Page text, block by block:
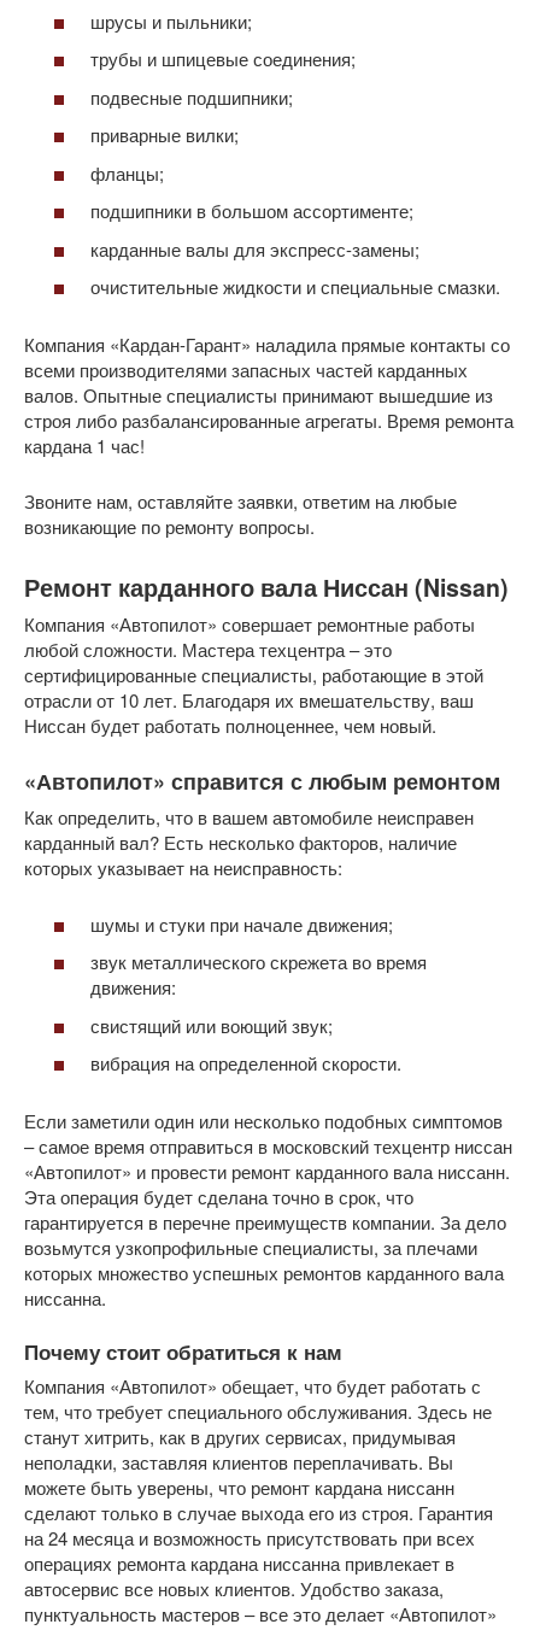
шрусы и пыльники;
трубы и шпицевые соединения;
подвесные подшипники;
приварные вилки;
фланцы;
подшипники в большом ассортименте;
карданные валы для экспресс-замены;
очистительные жидкости и специальные смазки.
Компания «Кардан-Гарант» наладила прямые контакты со
всеми производителями запасных частей карданных
валов. Опытные специалисты принимают вышедшие из
строя либо разбалансированные агрегаты. Время ремонта
кардана 1 час!
Звоните нам, оставляйте заявки, ответим на любые
возникающие по ремонту вопросы.
Ремонт карданного вала Ниссан (Nissan)
Компания «Автопилот» совершает ремонтные работы
любой сложности. Мастера техцентра – это
сертифицированные специалисты, работающие в этой
отрасли от 10 лет. Благодаря их вмешательству, ваш
Ниссан будет работать полноценнее, чем новый.
«Автопилот» справится с любым ремонтом
Как определить, что в вашем автомобиле неисправен
карданный вал? Есть несколько факторов, наличие
которых указывает на неисправность:
шумы и стуки при начале движения;
звук металлического скрежета во время
движения:
свистящий или воющий звук;
вибрация на определенной скорости.
Если заметили один или несколько подобных симптомов
– самое время отправиться в московский техцентр ниссан
«Автопилот» и провести ремонт карданного вала ниссанн.
Эта операция будет сделана точно в срок, что
гарантируется в перечне преимуществ компании. За дело
возьмутся узкопрофильные специалисты, за плечами
которых множество успешных ремонтов карданного вала
ниссанна.
Почему стоит обратиться к нам
Компания «Автопилот» обещает, что будет работать с
тем, что требует специального обслуживания. Здесь не
станут хитрить, как в других сервисах, придумывая
неполадки, заставляя клиентов переплачивать. Вы
можете быть уверены, что ремонт кардана ниссанн
сделают только в случае выхода его из строя. Гарантия
на 24 месяца и возможность присутствовать при всех
операциях ремонта кардана ниссанна привлекает в
автосервис все новых клиентов. Удобство заказа,
пунктуальность мастеров – все это делает «Автопилот»